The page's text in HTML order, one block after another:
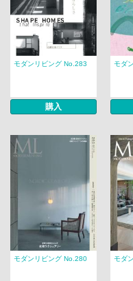
モダンリビング No.283
購入
モダ
モダンリビング No.280 モダ